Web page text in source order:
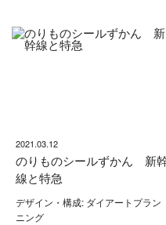
2021.03.12
のりものシールずかん 新
線と特急
デザイン・構成: ダイアートプラン
ニング